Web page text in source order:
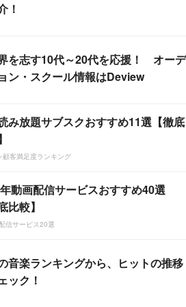
！
を志す10代～20代を応援！ オーデ
ン・スクール情報はDeview
み放題サブスクおすすめ11選【徹底
顧客満足度ランキング
動画配信サービスおすすめ40選
比較】
信サービス20選
音楽ランキングから、ヒットの推移
ック！